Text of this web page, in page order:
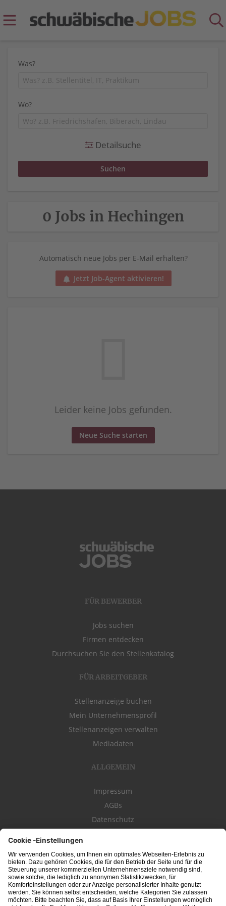
Was?
Wo?
Detailsuche
0 Jobs in Hechingen
Automatisch neue Jobs per E-Mail erhalten?
Jetzt Job-Agent aktivieren!
Leider keine Jobs gefunden.
Neue Suche starten
FÜR BEWERBER
Jobs suchen
Firmen entdecken
Durchsuchen Sie den Stellenkatalog
FÜR ARBEITGEBER
Stellenanzeige buchen
Mein Unternehmensprofil
Stellenanzeigen verwalten
Mediadaten
ALLGEMEIN
Impressum
AGBs
Datenschutz
schwäbischeJOBS - die Stellenbörse für die RegionBodensee, Schwaben,